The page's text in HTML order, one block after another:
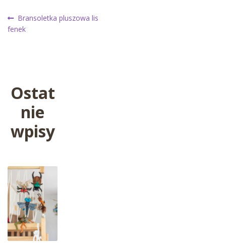
Nawigacja
Poprzedni
wpis:
Bransoletka pluszowa lis
fenek
Ostat
nie
wpisy